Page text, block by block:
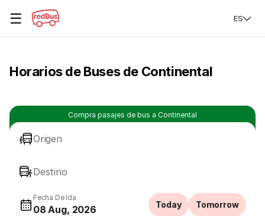
☰ ES
Horarios de Buses de Continental
Compra pasajes de bus a Continental
Origen
Destino
Fecha De Ida
08 Aug, 2026 Today Tomorrow